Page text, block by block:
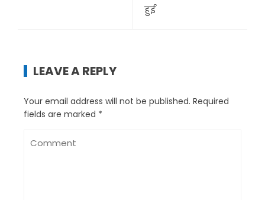
हुई
LEAVE A REPLY
Your email address will not be published. Required
fields are marked *